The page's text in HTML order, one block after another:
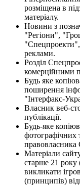
розміщена в
матеріалу.
Новини з
"Регіони",
реклами.
Розділ
комерційними
Будь яке
поширення
"Інтерфакс-
Власник веб-
публікації.
Будь-яке
фотографічних
правовласника
Матеріали
старше 21 року
викликати
(принципів)